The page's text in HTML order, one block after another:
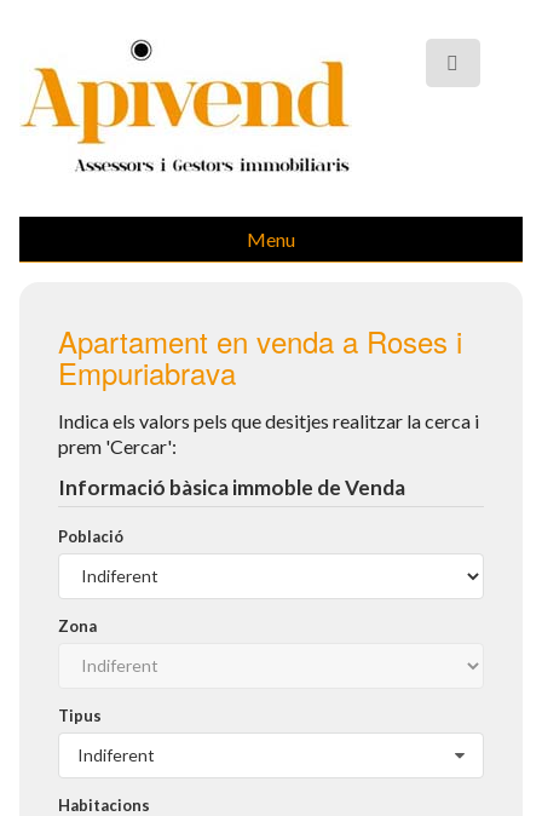
Menu
Apartament en venda a Roses i
Empuriabrava
Indica els valors pels que desitjes realitzar la cerca i
prem 'Cercar':
Informació bàsica immoble de Venda
Població
Zona
Tipus
Indiferent
Habitacions